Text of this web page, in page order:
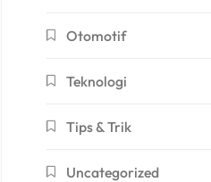
Otomotif
Teknologi
Tips & Trik
Uncategorized